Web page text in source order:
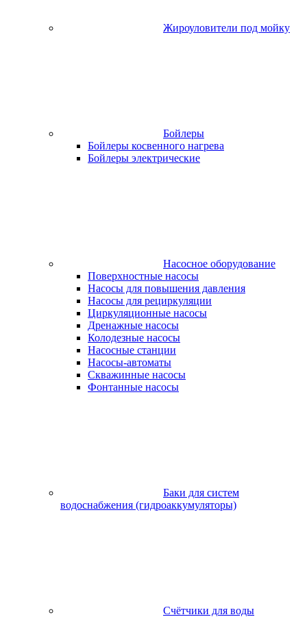
Жироуловители под мойку
Бойлеры
Бойлеры косвенного нагрева
Бойлеры электрические
Насосное оборудование
Поверхностные насосы
Насосы для повышения давления
Насосы для рециркуляции
Циркуляционные насосы
Дренажные насосы
Колодезные насосы
Насосные станции
Насосы-автоматы
Скважинные насосы
Фонтанные насосы
Баки для систем
водоснабжения (гидроаккумуляторы)
Счётчики для воды